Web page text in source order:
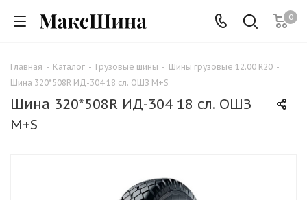
0
Главная - Каталог - Грузовые шины - Шины грузовые 12.00 R20 -
Шина 320*508R ИД-304 18 сл. ОШЗ M+S
Шина 320*508R ИД-304 18 сл. ОШЗ
M+S